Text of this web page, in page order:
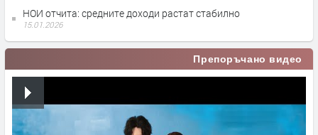
НОИ отчита: средните доходи растат стабилно
15.01.2026
Препоръчано видео